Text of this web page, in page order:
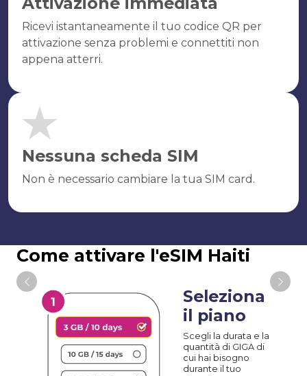
Ricevi istantaneamente il tuo codice QR per
attivazione senza problemi e connettiti non
appena atterri.
Nessuna scheda SIM
Non è necessario cambiare la tua SIM card.
Come attivare l'eSIM Haiti
Seleziona
il piano
Scegli la durata e la
quantità di GIGA di
cui hai bisogno
durante il tuo